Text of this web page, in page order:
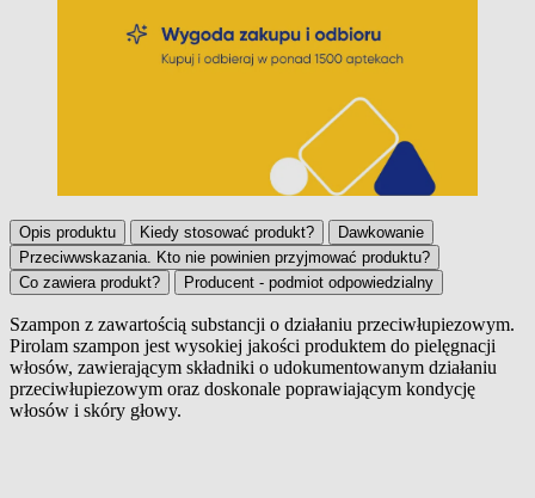
Opis produktu Kiedy stosować produkt?
Dawkowanie
Przeciwwskazania. Kto nie powinien przyjmować produktu?
Co zawiera produkt?
Producent - podmiot odpowiedzialny
Opis produktu
Szampon z zawartością substancji o działaniu przeciwłupiezowym.
Pirolam szampon jest wysokiej jakości produktem do pielęgnacji
włosów, zawierającym składniki o udokumentowanym działaniu
przeciwłupiezowym oraz doskonale poprawiającym kondycję
włosów i skóry głowy.